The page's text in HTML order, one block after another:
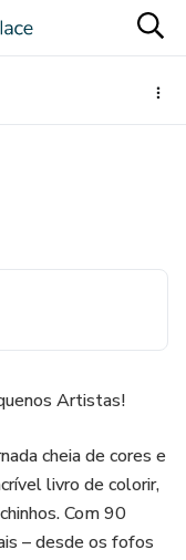
Artistas!
cheia de cores e
livro de colorir,
Com 90
– desde os fofos